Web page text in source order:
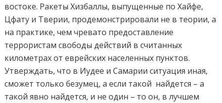
востоке. Ракеты Хизбаллы, выпущенные по Хайфе,
Цфату и Тверии, продемонстрировали не в теории, а
на практике, чем чревато предоставление
террористам свободы действий в считанных
километрах от еврейских населенных пунктов.
Утверждать, что в Иудее и Самарии ситуация иная,
сможет только безумец, а если такой найдется – а
такой явно найдется, и не один – то он, в лучшем